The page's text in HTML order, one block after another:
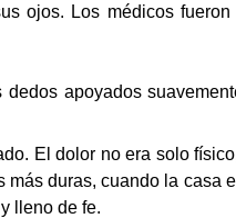
ojos. Los médicos fueron
apoyados
El dolor no era solo
duras, cuando la casa
lleno de fe.